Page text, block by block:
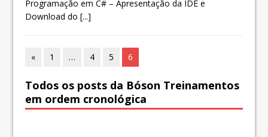
Programação em C# – Apresentação da IDE e
Download do[...]
« 1 … 4 5 6
Todos os posts da Bóson Treinamentos
em ordem cronológica